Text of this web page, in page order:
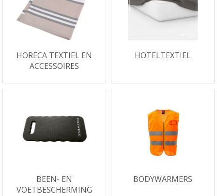
HORECA TEXTIEL EN
ACCESSOIRES
HOTELTEXTIEL
BEEN- EN
VOETBESCHERMING
BODYWARMERS